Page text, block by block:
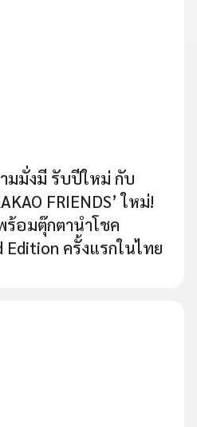
มมั่งมี รับปีใหม่ กับ
FRIENDS’ ใหม่!
ร้อมตุ๊กตานำโชค
Edition ครั้งแรกในไทย